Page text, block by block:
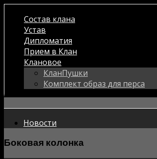
Состав клана
Устав
Дипломатия
Прием в Клан
Клановое
КланПушки
Комплект образ для перса
Новости
Боковая колонка